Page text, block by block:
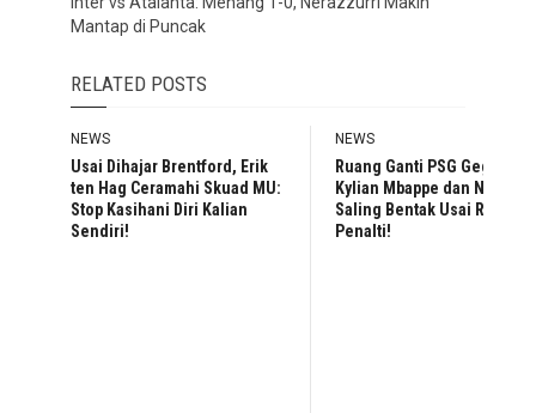
Mantap di Puncak
RELATED POSTS
NEWS
Usai Dihajar Brentford, Erik
ten Hag Ceramahi Skuad MU:
Stop Kasihani Diri Kalian
Sendiri!
NEWS
Ruang Ganti PSG Geger,
Kylian Mbappe dan Neymar
Saling Bentak Usai Rebutan
Penalti!